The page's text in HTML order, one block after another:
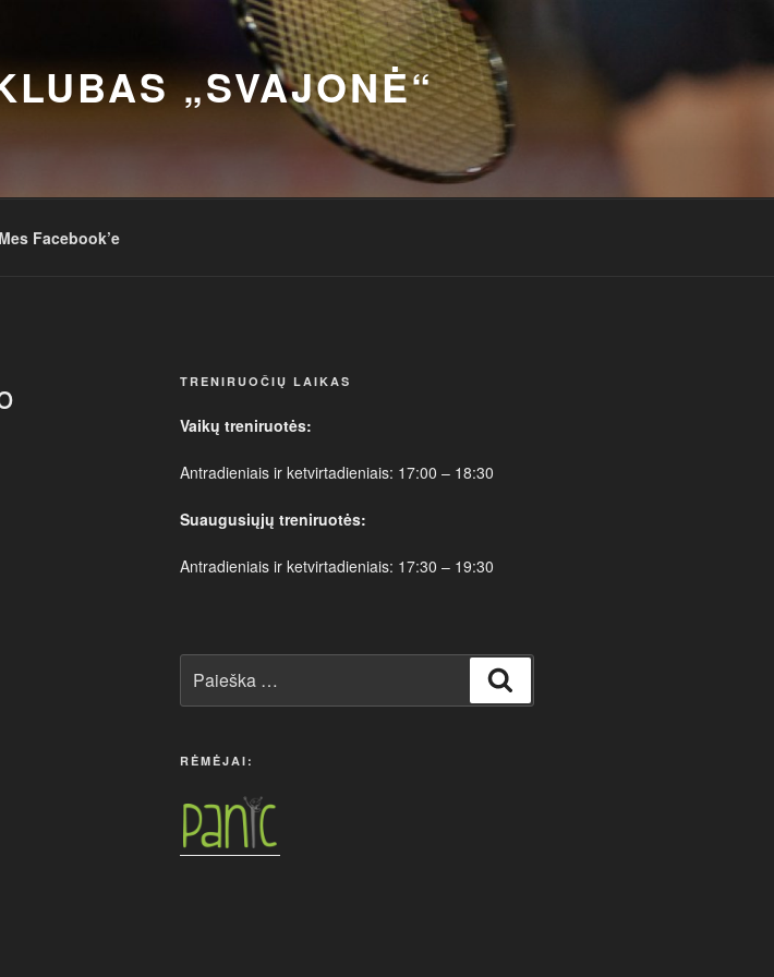
„SVAJONĖ“
Mes Facebook’e
TRENIRUOČIŲ LAIKAS
Vaikų treniruotės:
Antradieniais ir ketvirtadieniais: 17:00 – 18:30
Suaugusiųjų treniruotės:
Antradieniais ir ketvirtadieniais: 17:30 – 19:30
RĖMĖJAI: